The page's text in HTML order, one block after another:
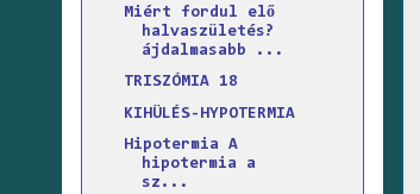
Miért fordul elő
halvaszületés?
ájdalmasabb ...
TRISZÓMIA 18
KIHÜLÉS-HYPOTERMIA
Hipotermia A
hipotermia a
sz...